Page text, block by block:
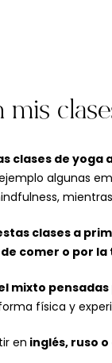
mis
clases de yoga
algunas
clases a
comer o por la
mixto
física y
en inglés, ruso